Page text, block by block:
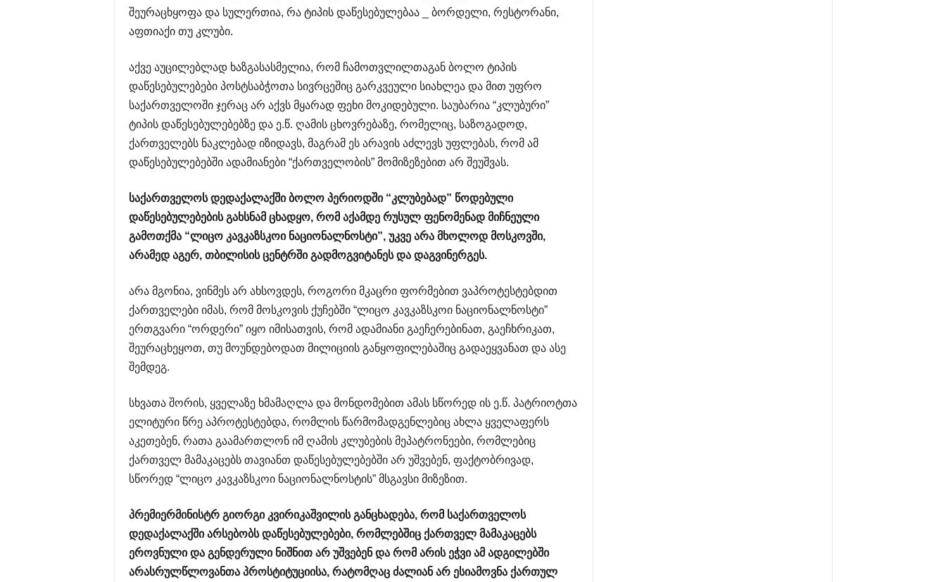
შეურაცხყოფა და სულერთია, რა ტიპის დაწესებულებაა _ ბორდელი, რესტორანი,
აფთიაქი თუ კლუბი.
აქვე აუცილებლად ხაზგასასმელია, რომ ჩამოთვლილთაგან ბოლო ტიპის
დაწესებულებები პოსტსაბჭოთა სივრცეშიც გარკვეული სიახლეა და მით უფრო
საქართველოში ჯერაც არ აქვს მყარად ფეხი მოკიდებული. საუბარია “კლუბური”
ტიპის დაწესებულებებზე და ე.წ. ღამის ცხოვრებაზე, რომელიც, საზოგადოდ,
ქართველებს ნაკლებად იზიდავს, მაგრამ ეს არავის აძლევს უფლებას, რომ ამ
დაწესებულებებში ადამიანები “ქართველობის” მომიზეზებით არ შეუშვას.
საქართველოს დედაქალაქში ბოლო პერიოდში“კლუბებად” წოდებული
დაწესებულებების გახსნამ ცხადყო, რომ აქამდე რუსულ ფენომენად მიჩნეული
გამოთქმა“ლიცო კავკაზსკოი ნაციონალნოსტი”, უკვე არა მხოლოდ მოსკოვში,
არამედ აგერ, თბილისის ცენტრში გადმოგვიტანეს და დაგვინერგეს.
არა მგონია, ვინმეს არ ახსოვდეს, როგორი მკაცრი ფორმებით ვაპროტესტებდით
ქართველები იმას, რომ მოსკოვის ქუჩებში “ლიცო კავკაზსკოი ნაციონალნოსტი”
ერთგვარი “ორდერი” იყო იმისათვის, რომ ადამიანი გაეჩერებინათ, გაეჩხრიკათ,
შეურაცხეყოთ, თუ მოუნდებოდათ მილიციის განყოფილებაშიც გადაეყვანათ და ასე
შემდეგ.
სხვათა შორის, ყველაზე ხმამაღლა და მონდომებით ამას სწორედ ის ე.წ. პატრიოტთა
ელიტური წრე აპროტესტებდა, რომლის წარმომადგენლებიც ახლა ყველაფერს
აკეთებენ, რათა გაამართლონ იმ ღამის კლუბების მეპატრონეები, რომლებიც
ქართველ მამაკაცებს თავიანთ დაწესებულებებში არ უშვებენ, ფაქტობრივად,
სწორედ “ლიცო კავკაზსკოი ნაციონალნოსტის” მსგავსი მიზეზით.
პრემიერმინისტრ გიორგი კვირიკაშვილის განცხადება, რომ საქართველოს
დედაქალაქში არსებობს დაწესებულებები, რომლებშიც ქართველ მამაკაცებს
ეროვნული და გენდერული ნიშნით არ უშვებენ და რომ არის ეჭვი ამ ადგილებში
არასრულწლოვანთა პროსტიტუციისა, რატომღაც ძალიან არ ესიამოვნა ქართულ